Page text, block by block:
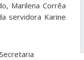
Marilena Corrêa
servidora Karine